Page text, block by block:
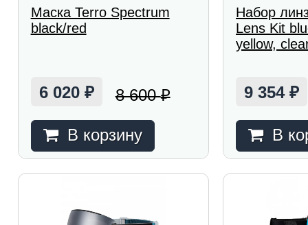
Маска Terro Spectrum
black/red
6 020 ₽ 8 600₽
В корзину
Набор
Lens Kit
yellow,
9 354₽
В